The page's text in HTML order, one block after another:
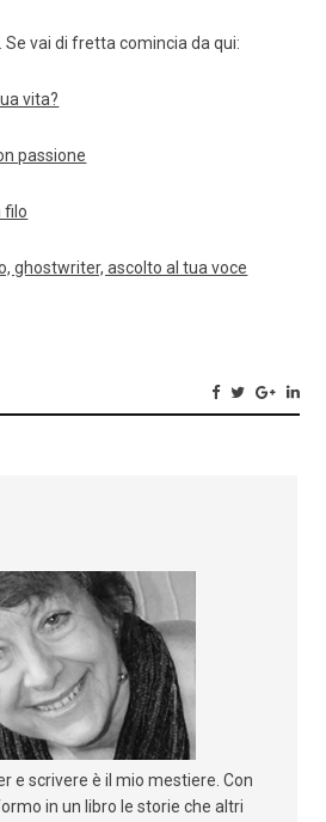
Se vai di fretta comincia da qui:
vita?
passione
filo
ghostwriter, ascolto al tua voce
e scrivere è il mio mestiere. Con
in un libro le storie che altri